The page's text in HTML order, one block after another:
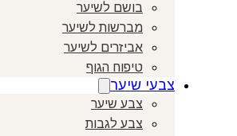
בושם לשיער
מברשות לשיער
אביזרים לשיער
טיפוח הגוף
צבעי שיער
צבע שיער
צבע לגבות